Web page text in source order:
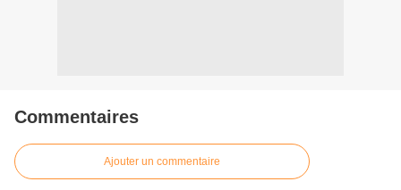
Commentaires
Ajouter un commentaire